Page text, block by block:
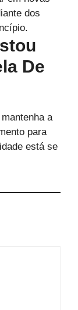
dos
De
a
para
está se